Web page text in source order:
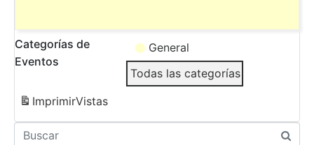
Categorías de
Eventos
General
Todas las categorías
ImprimirVistas